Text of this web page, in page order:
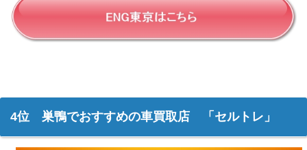
4位 巣鴨でおすすめの車買取店 「セルトレ」